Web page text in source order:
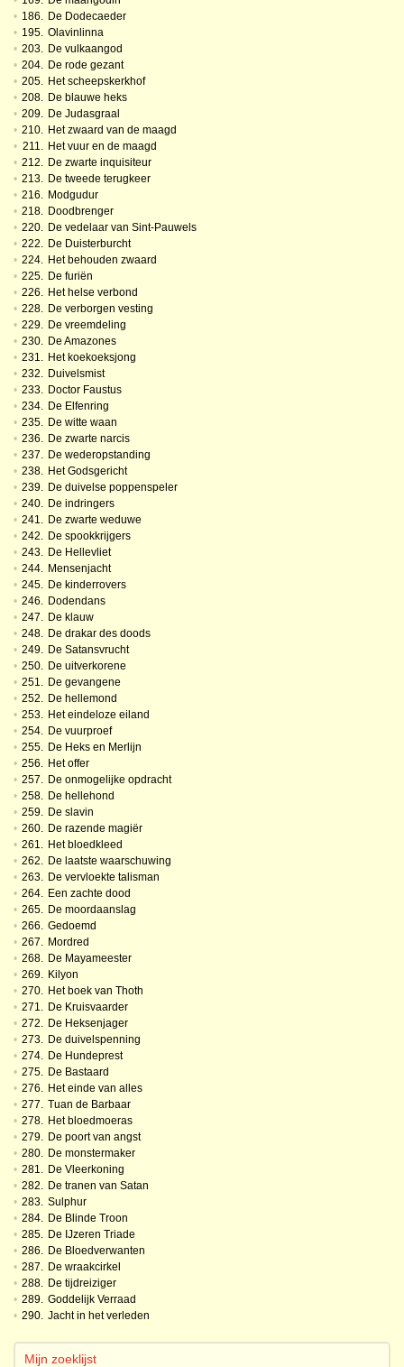
• 186. De Dodecaeder
• 195. Olavinlinna
• 203. De vulkaangod
• 204. De rode gezant
• 205. Het scheepskerkhof
• 208. De blauwe heks
• 209. De Judasgraal
• 210. Het zwaard van de maagd
• 211. Het vuur en de maagd
• 212. De zwarte inquisiteur
• 213. De tweede terugkeer
• 216. Modgudur
• 218. Doodbrenger
• 220. De vedelaar van Sint-Pauwels
• 222. De Duisterburcht
• 224. Het behouden zwaard
• 225. De furiën
• 226. Het helse verbond
• 228. De verborgen vesting
• 229. De vreemdeling
• 230. De Amazones
• 231. Het koekoeksjong
• 232. Duivelsmist
• 233. Doctor Faustus
• 234. De Elfenring
• 235. De witte waan
• 236. De zwarte narcis
• 237. De wederopstanding
• 238. Het Godsgericht
• 239. De duivelse poppenspeler
• 240. De indringers
• 241. De zwarte weduwe
• 242. De spookkrijgers
• 243. De Hellevliet
• 244. Mensenjacht
• 245. De kinderrovers
• 246. Dodendans
• 247. De klauw
• 248. De drakar des doods
• 249. De Satansvrucht
• 250. De uitverkorene
• 251. De gevangene
• 252. De hellemond
• 253. Het eindeloze eiland
• 254. De vuurproef
• 255. De Heks en Merlijn
• 256. Het offer
• 257. De onmogelijke opdracht
• 258. De hellehond
• 259. De slavin
• 260. De razende magiër
• 261. Het bloedkleed
• 262. De laatste waarschuwing
• 263. De vervloekte talisman
• 264. Een zachte dood
• 265. De moordaanslag
• 266. Gedoemd
• 267. Mordred
• 268. De Mayameester
• 269. Kilyon
• 270. Het boek van Thoth
• 271. De Kruisvaarder
• 272. De Heksenjager
• 273. De duivelspenning
• 274. De Hundeprest
• 275. De Bastaard
• 276. Het einde van alles
• 277. Tuan de Barbaar
• 278. Het bloedmoeras
• 279. De poort van angst
• 280. De monstermaker
• 281. De Vleerkoning
• 282. De tranen van Satan
• 283. Sulphur
• 284. De Blinde Troon
• 285. De IJzeren Triade
• 286. De Bloedverwanten
• 287. De wraakcirkel
• 288. De tijdreiziger
• 289. Goddelijk Verraad
• 290. Jacht in het verleden
Mijn zoeklijst